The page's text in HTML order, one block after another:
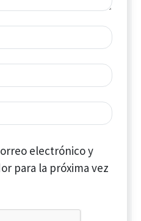
electrónico y
para la próxima vez